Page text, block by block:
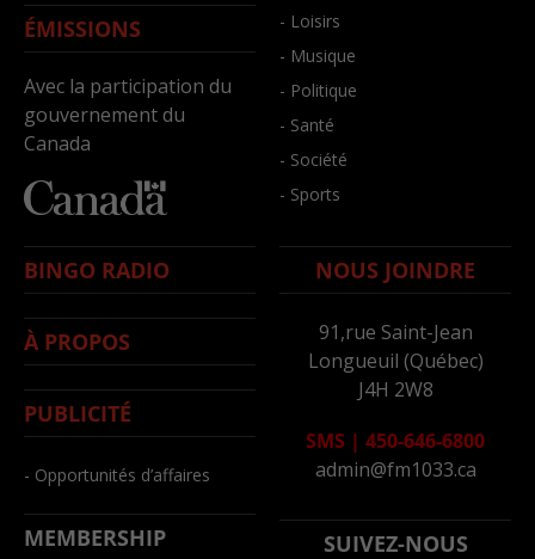
ÉMISSIONS
Avec la participation du
gouvernement du
Canada
- Loisirs
- Musique
- Politique
- Santé
- Société
- Sports
BINGO RADIO
À PROPOS
PUBLICITÉ
- Opportunités d’affaires
MEMBERSHIP
NOUS JOINDRE
91,rue Saint-Jean
Longueuil (Québec)
J4H 2W8
SMS | 450-646-6800
admin@fm1033.ca
SUIVEZ-NOUS